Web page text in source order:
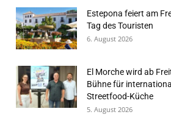
Estepona feiert am
Tag des Touristen
6. August 2026
El Morche wird ab
Bühne für
Streetfood-Küche
5. August 2026